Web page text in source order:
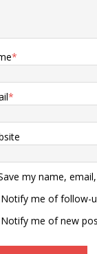
规模的空对空击落事
军总参谋长居然替俄制
导弹，大肆宣传 印度
辛格还将俄罗斯制造
导弹，称为“改变游戏
”，他居然声称：“巴
斗机无法突破S-400
。“我们的防空系统干
。我们最近购买的S-
是改变游戏规则的武
斯坦空军无法突破S-
法使用精确制导武器”
还袭击了巴基斯坦空
德和博拉里机库。在
进行维护的一些美国制
*
*
my name,
Notify me of follow-
Notify me of new